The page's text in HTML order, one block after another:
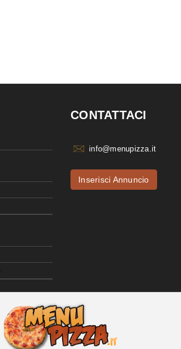
CONTATTACI
info@menupizza.it
Inserisci Annuncio